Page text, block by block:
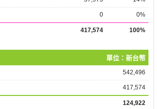
0 0%
417,574 100%
單位：新台幣
542,496
417,574
124,922